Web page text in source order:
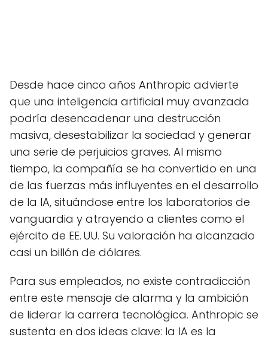
Desde hace cinco años Anthropic advierte
que una inteligencia artificial muy avanzada
podría desencadenar una destrucción
masiva, desestabilizar la sociedad y generar
una serie de perjuicios graves. Al mismo
tiempo, la compañía se ha convertido en una
de las fuerzas más influyentes en el desarrollo
de la IA, situándose entre los laboratorios de
vanguardia y atrayendo a clientes como el
ejército de EE. UU. Su valoración ha alcanzado
casi un billón de dólares.
Para sus empleados, no existe contradicción
entre este mensaje de alarma y la ambición
de liderar la carrera tecnológica. Anthropic se
sustenta en dos ideas clave: la IA es la